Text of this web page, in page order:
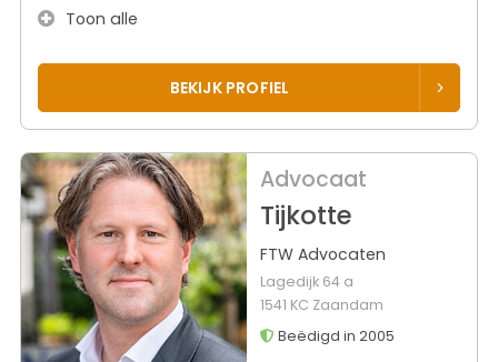
Toon alle
BEKIJK PROFIEL
Advocaat
Tijkotte
FTW Advocaten
Lagedijk 64 a
1541 KC Zaandam
Beëdigd in 2005